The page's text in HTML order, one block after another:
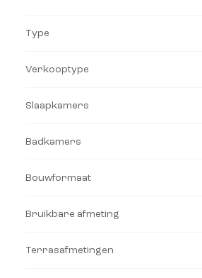
Type
Verkooptype
Slaapkamers
Badkamers
Bouwformaat
Bruikbare afmeting
Terrasafmetingen